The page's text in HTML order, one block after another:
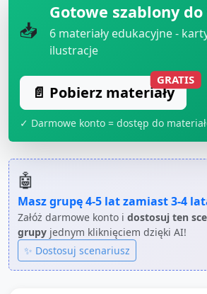
📥
Gotowe szablony
6 materiały edukacyjne -
ilustracje
📄 Pobierz materiały
GRATIS
✓ Darmowe konto = dostęp do
🤖
Masz grupę4-5 latzamiast3-4
Załóż darmowe konto i dostosuj ten
grupy jednym kliknięciem dzięki AI!
✨ Dostosuj scenariusz